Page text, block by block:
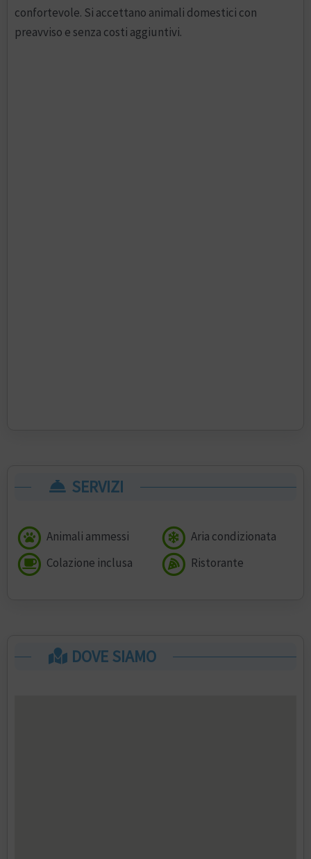
confortevole. Si accettano animali domestici con
preavviso e senza costi aggiuntivi.
SERVIZI
Animali ammessi
Aria condizionata
Colazione inclusa
Ristorante
DOVE SIAMO